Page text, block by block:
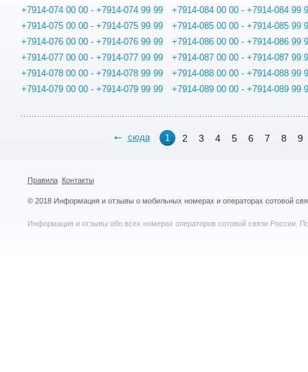
+7914-074 00 00 - +7914-074 99 99
+7914-075 00 00 - +7914-075 99 99
+7914-076 00 00 - +7914-076 99 99
+7914-077 00 00 - +7914-077 99 99
+7914-078 00 00 - +7914-078 99 99
+7914-079 00 00 - +7914-079 99 99
+7914-084 00 00 - +7914-084 99
+7914-085 00 00 - +7914-085 99
+7914-086 00 00 - +7914-086 99
+7914-087 00 00 - +7914-087 99
+7914-088 00 00 - +7914-088 99
+7914-089 00 00 - +7914-089 99
сюда 1 2 3 4 5 6 7 8 9
Правила Контакты
© 2018 Информация и отзывы о мобильных номерах и операторах сотовой
Информация и отзывы обо всех номерах операторов сотовой связи России.